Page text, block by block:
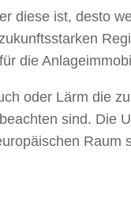
diese ist, desto
die
oder Lärm die
sind. Die
Raum